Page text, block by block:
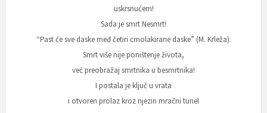
uskrsnućem!
Sada je smrt Nesmrt!
“Past će sve daske međ četiri crnolakirane daske” (M. Krleža).
Smrt više nije poništenje života,
već preobražaj smrtnika u besmrtnika!
I postala je ključ u vrata
i otvoren prolaz kroz njezin mračni tunel